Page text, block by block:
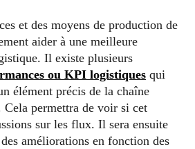
et des moyens de production de
aider à une meilleure
Il existe plusieurs
ou KPI logistiques qui
élément précis de la chaîne
Cela permettra de voir si cet
sur les flux. Il sera ensuite
améliorations en fonction des